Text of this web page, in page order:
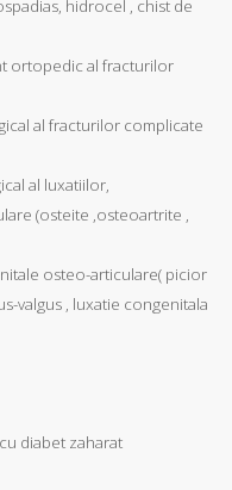
hidrocel , chist de
ortopedic al fracturilor
al fracturilor complicate
al luxatiilor,
(osteite ,osteoartrite ,
osteo-articulare( picior
valgus , luxatie congenitala
diabet zaharat